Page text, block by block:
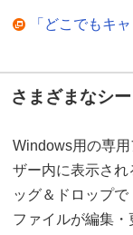
「どこでもキ
さまざまなシ
Windows用の専
ザー内に表示さ
ッグ＆ドロップ
ファイルが編集